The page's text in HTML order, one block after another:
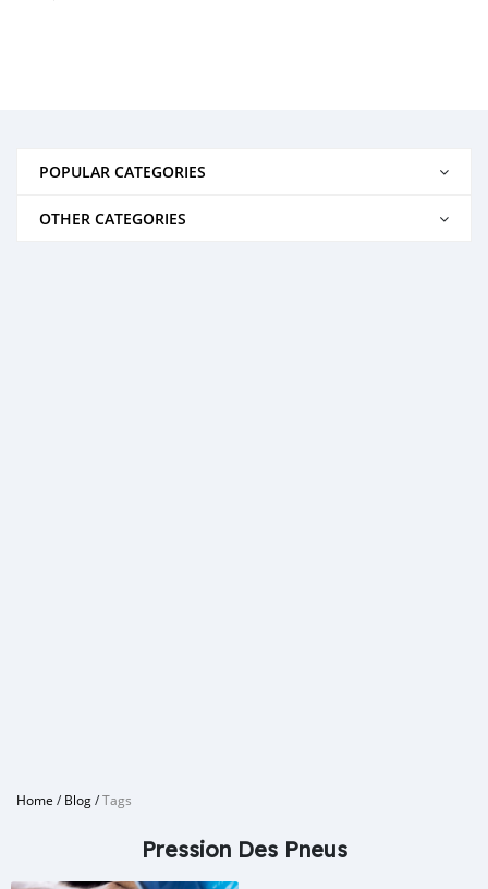
POPULAR CATEGORIES
OTHER CATEGORIES
Home /Blog/Tags
Pression Des Pneus